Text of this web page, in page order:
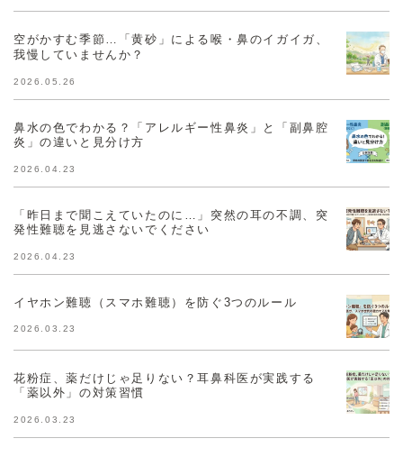
空がかすむ季節…「黄砂」による喉・鼻のイガイガ、
我慢していませんか？
2026.05.26
鼻水の色でわかる？「アレルギー性鼻炎」と「副鼻腔
炎」の違いと見分け方
2026.04.23
「昨日まで聞こえていたのに…」突然の耳の不調、突
発性難聴を見逃さないでください
2026.04.23
イヤホン難聴（スマホ難聴）を防ぐ3つのルール
2026.03.23
花粉症、薬だけじゃ足りない？耳鼻科医が実践する
「薬以外」の対策習慣
2026.03.23